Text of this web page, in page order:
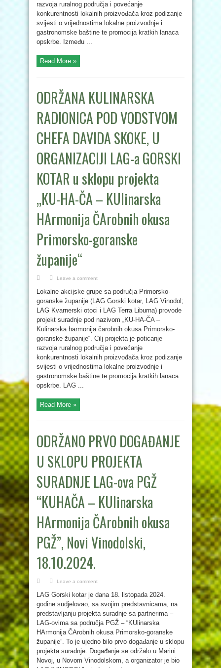
razvoja ruralnog područja i povećanje
konkurentnosti lokalnih proizvođača kroz podizanje
svijesti o vrijednostima lokalne proizvodnje i
gastronomske baštine te promocija kratkih lanaca
opskrbe. Između ...
Read More »
ODRŽANA KULINARSKA
RADIONICA POD VODSTVOM
CHEFA DAVIDA SKOKE, U
ORGANIZACIJI LAG-a GORSKI
KOTAR u sklopu projekta
„KU-HA-ČA – KUlinarska
HArmonija ČArobnih okusa
Primorsko-goranske
županije“
Leave a comment
Lokalne akcijske grupe sa područja Primorsko-
goranske županije (LAG Gorski kotar, LAG Vinodol;
LAG Kvarnerski otoci i LAG Terra Liburna) provode
projekt suradnje pod nazivom „KU-HA-ČA –
Kulinarska harmonija čarobnih okusa Primorsko-
goranske županije“. Cilj projekta je poticanje
razvoja ruralnog područja i povećanje
konkurentnosti lokalnih proizvođača kroz podizanje
svijesti o vrijednostima lokalne proizvodnje i
gastronomske baštine te promocija kratkih lanaca
opskrbe. LAG ...
Read More »
ODRŽANO PRVO DOGAĐANJE
U SKLOPU PROJEKTA
SURADNJE LAG-ova PGŽ
“KUHAČA – KUlinarska
HArmonija ČArobnih okusa
PGŽ”, Novi Vinodolski,
18.10.2024.
Leave a comment
LAG Gorski kotar je dana 18. listopada 2024.
godine sudjelovao, sa svojim predstavnicama, na
predstavljanju projekta suradnje sa partnerima –
LAG-ovima sa područja PGŽ – “KUlinarska
HArmonija ČArobnih okusa Primorsko-goranske
županije”. To je ujedno bilo prvo događanje u sklopu
projekta suradnje. Događanje se održalo u Marini
Novoj, u Novom Vinodolskom, a organizator je bio